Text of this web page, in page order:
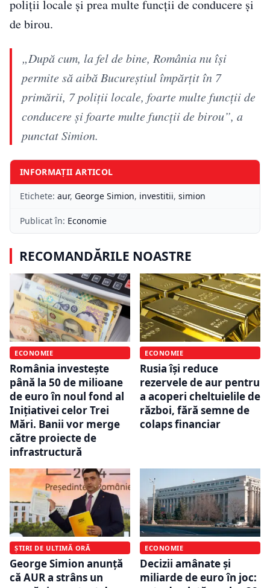
poliții locale și prea multe funcții de conducere și
de birou.
„După cum, la fel de bine, România nu își
permite să aibă Bucureștiul împărțit în 7
primării, 7 poliții locale, foarte multe funcții de
conducere și foarte multe funcții de birou”, a
punctat Simion.
INFORMAȚII ARTICOL
Etichete: aur, George Simion, investitii, simion
Publicat în: Economie
RECOMANDĂRILE NOASTRE
ECONOMIE
România investește
până la 50 de milioane
de euro în noul fond al
Inițiativei celor Trei
Mări. Banii vor merge
către proiecte de
infrastructură
ECONOMIE
Rusia își reduce
rezervele de aur pentru
a acoperi cheltuielile de
război, fără semne de
colaps financiar
ȘTIRI DE ULTIMĂ ORĂ
George Simion anunță
că AUR a strâns un
ECONOMIE
Decizii amânate și
miliarde de euro în joc: